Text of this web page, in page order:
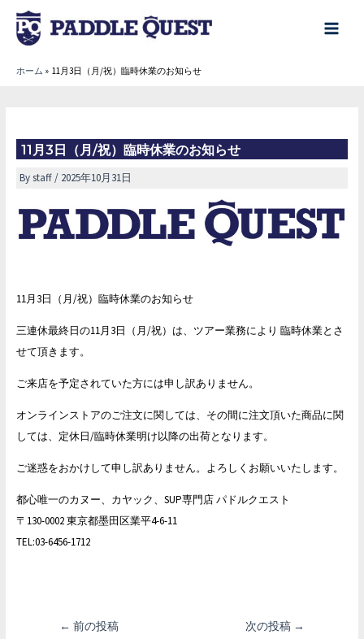
main
ホーム 11月3日（月/祝）臨時休業のお知らせ
11月3日（月/祝）臨時休業のお知らせ
Bystaff/ 2025年10月31日
11月3日（月/祝）臨時休業のお知らせ
三連休最終日の11月3日（月/祝）は、ツアー業務により 臨時休業とさ
せて頂きます。
ご来店を予定されていた方には申し訳ありません。
オンラインストアのご注文に関しては、その間に注文頂いた商品に関
しては、定休日/臨時休業明け以降の出荷となります。
ご迷惑をおかけして申し訳ありません。よろしくお願いいたします。
都心唯一のカヌー、カヤック、SUP専門店 パドルクエスト
〒130-0002 東京都墨田区業平4-6-11
TEL:03-6456-1712
← 前の投稿 次の投稿 →